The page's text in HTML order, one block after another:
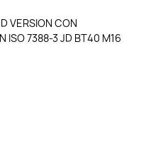
ISO 7388-3 JD BT40 M16